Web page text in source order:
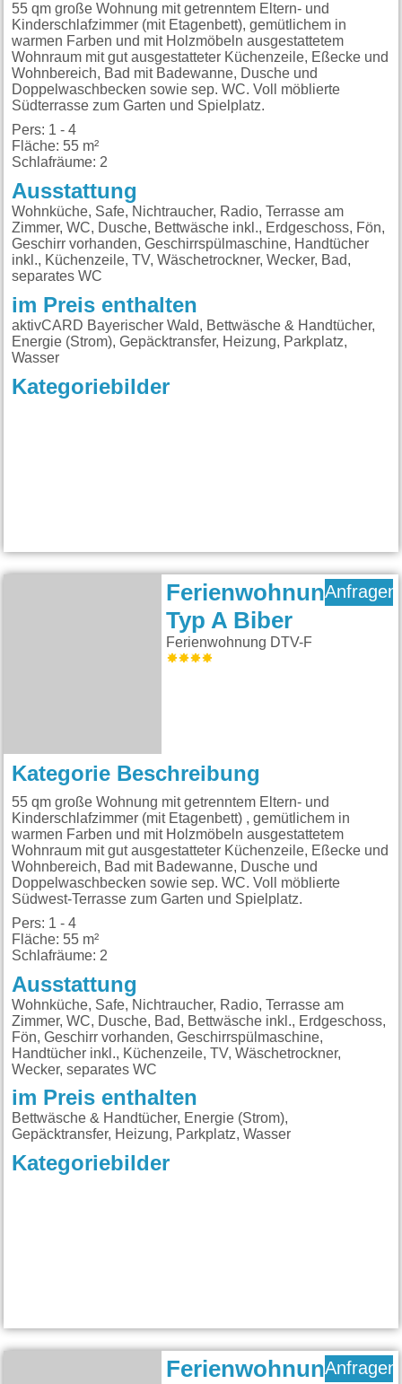
55 qm große Wohnung mit getrenntem Eltern- und
Kinderschlafzimmer (mit Etagenbett), gemütlichem in
warmen Farben und mit Holzmöbeln ausgestattetem
Wohnraum mit gut ausgestatteter Küchenzeile, Eßecke und
Wohnbereich, Bad mit Badewanne, Dusche und
Doppelwaschbecken sowie sep. WC. Voll möblierte
Südterrasse zum Garten und Spielplatz.
Pers: 1 - 4
Fläche: 55 m²
Schlafräume: 2
Ausstattung
Wohnküche, Safe, Nichtraucher, Radio, Terrasse am
Zimmer, WC, Dusche, Bettwäsche inkl., Erdgeschoss, Fön,
Geschirr vorhanden, Geschirrspülmaschine, Handtücher
inkl., Küchenzeile, TV, Wäschetrockner, Wecker, Bad,
separates WC
im Preis enthalten
aktivCARD Bayerischer Wald, Bettwäsche & Handtücher,
Energie (Strom), Gepäcktransfer, Heizung, Parkplatz,
Wasser
Kategoriebilder
Ferienwohnung
Typ A Biber
Ferienwohnung DTV-F
Anfragen
Kategorie Beschreibung
55 qm große Wohnung mit getrenntem Eltern- und
Kinderschlafzimmer (mit Etagenbett) , gemütlichem in
warmen Farben und mit Holzmöbeln ausgestattetem
Wohnraum mit gut ausgestatteter Küchenzeile, Eßecke und
Wohnbereich, Bad mit Badewanne, Dusche und
Doppelwaschbecken sowie sep. WC. Voll möblierte
Südwest-Terrasse zum Garten und Spielplatz.
Pers: 1 - 4
Fläche: 55 m²
Schlafräume: 2
Ausstattung
Wohnküche, Safe, Nichtraucher, Radio, Terrasse am
Zimmer, WC, Dusche, Bad, Bettwäsche inkl., Erdgeschoss,
Fön, Geschirr vorhanden, Geschirrspülmaschine,
Handtücher inkl., Küchenzeile, TV, Wäschetrockner,
Wecker, separates WC
im Preis enthalten
Bettwäsche & Handtücher, Energie (Strom),
Gepäcktransfer, Heizung, Parkplatz, Wasser
Kategoriebilder
FerienwohnungAnfragen